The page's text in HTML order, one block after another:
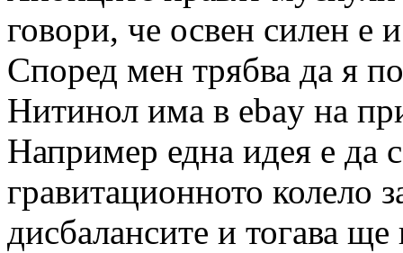
говори, че освен силен е
Според мен трябва да я
Нитинол има в ebay на
Например една идея е да
гравитационното колело
дисбалансите и тогава